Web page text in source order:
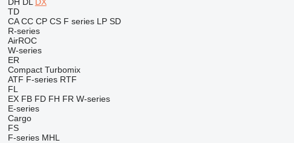
TD
CA CC CP CS F series LP SD
R-series
AirROC
W-series
ER
Compact Turbomix
ATF F-series RTF
FL
EX FB FD FH FR W-series
E-series
Cargo
FS
F-series MHL